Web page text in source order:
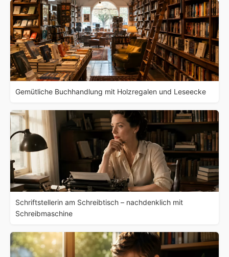
Gemütliche Buchhandlung mit Holzregalen und Leseecke
Schriftstellerin am Schreibtisch – nachdenklich mit
Schreibmaschine